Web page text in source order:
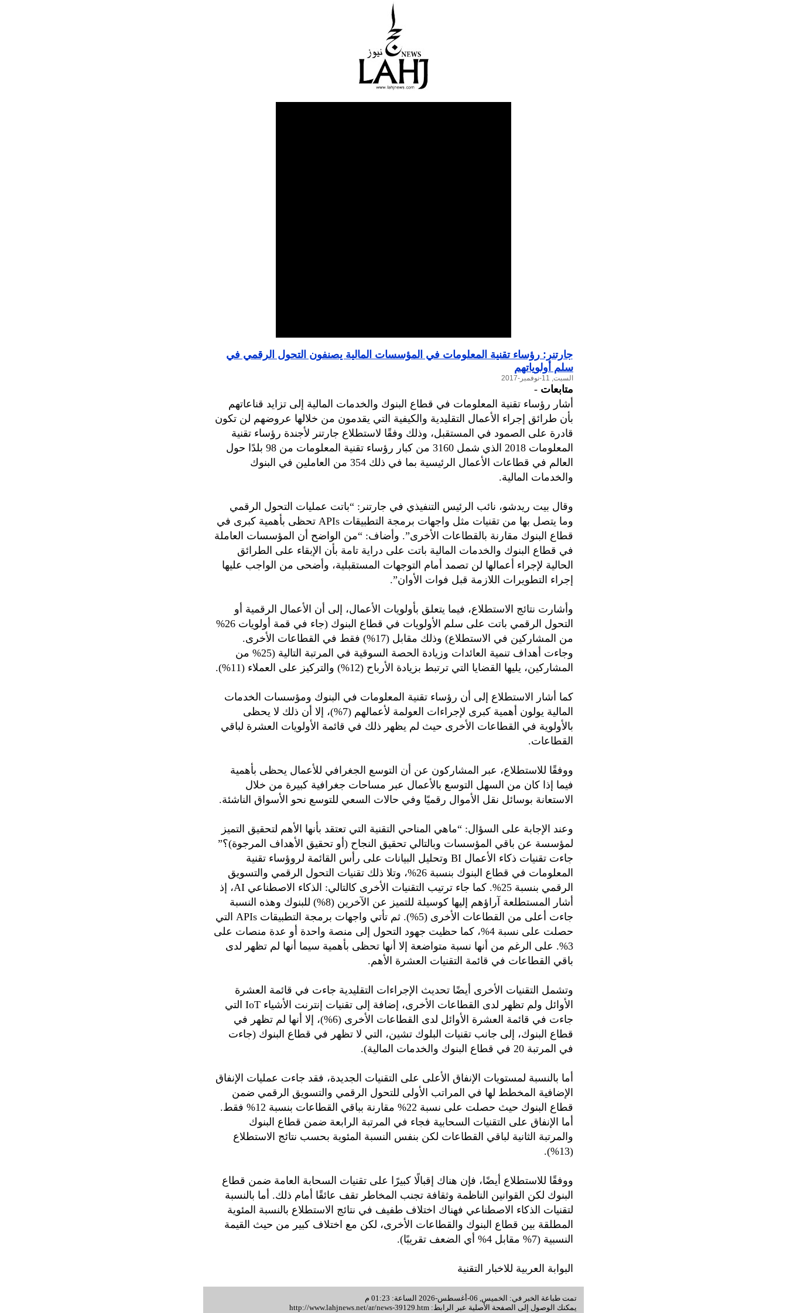
جارتنر: رؤساء تقنية المعلومات في المؤسسات المالية يصنفون التحول الرقمي في
سلم أولوياتهم
السبت, 11-نوفمبر-2017
متابعات -
أشار رؤساء تقنية المعلومات في قطاع البنوك والخدمات المالية إلى تزايد قناعاتهم
بأن طرائق إجراء الأعمال التقليدية والكيفية التي يقدمون من خلالها عروضهم لن تكون
قادرة على الصمود في المستقبل، وذلك وفقًا لاستطلاع جارتنر لأجندة رؤساء تقنية
المعلومات 2018 الذي شمل 3160 من كبار رؤساء تقنية المعلومات من 98 بلدًا حول
العالم في قطاعات الأعمال الرئيسية بما في ذلك 354 من العاملين في البنوك
والخدمات المالية.
وقال بيت ريدشو، نائب الرئيس التنفيذي في جارتنر: “باتت عمليات التحول الرقمي
وما يتصل بها من تقنيات مثل واجهات برمجة التطبيقات APIs تحظى بأهمية كبرى في
قطاع البنوك مقارنة بالقطاعات الأخرى”. وأضاف: “من الواضح أن المؤسسات العاملة
في قطاع البنوك والخدمات المالية باتت على دراية تامة بأن الإبقاء على الطرائق
الحالية لإجراء أعمالها لن تصمد أمام التوجهات المستقبلية، وأضحى من الواجب عليها
إجراء التطويرات اللازمة قبل فوات الأوان”.
وأشارت نتائج الاستطلاع، فيما يتعلق بأولويات الأعمال، إلى أن الأعمال الرقمية أو
التحول الرقمي باتت على سلم الأولويات في قطاع البنوك (جاء في قمة أولويات 26%
من المشاركين في الاستطلاع) وذلك مقابل (17%) فقط في القطاعات الأخرى.
وجاءت أهداف تنمية العائدات وزيادة الحصة السوقية في المرتبة التالية (25% من
المشاركين، يليها القضايا التي ترتبط بزيادة الأرباح (12%) والتركيز على العملاء (11%).
كما أشار الاستطلاع إلى أن رؤساء تقنية المعلومات في البنوك ومؤسسات الخدمات
المالية يولون أهمية كبرى لإجراءات العولمة لأعمالهم (7%)، إلا أن ذلك لا يحظى
بالأولوية في القطاعات الأخرى حيث لم يظهر ذلك في قائمة الأولويات العشرة لباقي
القطاعات.
ووفقًا للاستطلاع، عبر المشاركون عن أن التوسع الجغرافي للأعمال يحظى بأهمية
فيما إذا كان من السهل التوسع بالأعمال عبر مساحات جغرافية كبيرة من خلال
الاستعانة بوسائل نقل الأموال رقميًا وفي حالات السعي للتوسع نحو الأسواق الناشئة.
وعند الإجابة على السؤال: “ماهي المناحي التقنية التي تعتقد بأنها الأهم لتحقيق التميز
لمؤسسة عن باقي المؤسسات وبالتالي تحقيق النجاح (أو تحقيق الأهداف المرجوة)؟”
جاءت تقنيات ذكاء الأعمال BI وتحليل البيانات على رأس القائمة لروؤساء تقنية
المعلومات في قطاع البنوك بنسبة 26%، وتلا ذلك تقنيات التحول الرقمي والتسويق
الرقمي بنسبة 25%. كما جاء ترتيب التقنيات الأخرى كالتالي: الذكاء الاصطناعي AI، إذ
أشار المستطلعة آراؤهم إليها كوسيلة للتميز عن الآخرين (8%) للبنوك وهذه النسبة
جاءت أعلى من القطاعات الأخرى (5%). ثم تأتي واجهات برمجة التطبيقات APIs التي
حصلت على نسبة 4%، كما حظيت جهود التحول إلى منصة واحدة أو عدة منصات على
3%. على الرغم من أنها نسبة متواضعة إلا أنها تحظى بأهمية سيما أنها لم تظهر لدى
باقي القطاعات في قائمة التقنيات العشرة الأهم.
وتشمل التقنيات الأخرى أيضًا تحديث الإجراءات التقليدية جاءت في قائمة العشرة
الأوائل ولم تظهر لدى القطاعات الأخرى، إضافة إلى تقنيات إنترنت الأشياء IoT التي
جاءت في قائمة العشرة الأوائل لدى القطاعات الأخرى (6%)، إلا أنها لم تظهر في
قطاع البنوك، إلى جانب تقنيات البلوك تشين، التي لا تظهر في قطاع البنوك (جاءت
في المرتبة 20 في قطاع البنوك والخدمات المالية).
أما بالنسبة لمستويات الإنفاق الأعلى على التقنيات الجديدة، فقد جاءت عمليات الإنفاق
الإضافية المخطط لها في المراتب الأولى للتحول الرقمي والتسويق الرقمي ضمن
قطاع البنوك حيث حصلت على نسبة 22% مقارنة بباقي القطاعات بنسبة 12% فقط.
أما الإنفاق على التقنيات السحابية فجاء في المرتبة الرابعة ضمن قطاع البنوك
والمرتبة الثانية لباقي القطاعات لكن بنفس النسبة المئوية بحسب نتائج الاستطلاع
(13%).
ووفقًا للاستطلاع أيضًا، فإن هناك إقبالًا كبيرًا على تقنيات السحابة العامة ضمن قطاع
البنوك لكن القوانين الناظمة وثقافة تجنب المخاطر تقف عائقًا أمام ذلك. أما بالنسبة
لتقنيات الذكاء الاصطناعي فهناك اختلاف طفيف في نتائج الاستطلاع بالنسبة المئوية
المطلقة بين قطاع البنوك والقطاعات الأخرى، لكن مع اختلاف كبير من حيث القيمة
النسبية (7% مقابل 4% أي الضعف تقريبًا).
البوابة العربية للاخبار التقنية
تمت طباعة الخبر في: الخميس, 06-أغسطس-2026 الساعة: 01:23 م
يمكنك الوصول إلى الصفحة الأصلية عبر الرابط: http://www.lahjnews.net/ar/news-39129.htm